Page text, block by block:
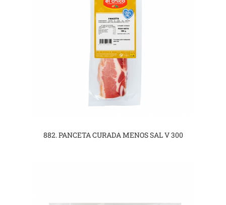
882. PANCETA CURADA MENOS SAL V 300